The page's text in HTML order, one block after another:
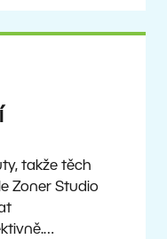
takže těch
Zoner Studio